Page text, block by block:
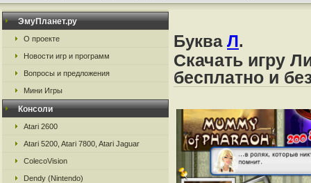
ЭмуПланет.ру
О проекте
Новости игр и программ
Вопросы и предложения
Мини Игры
Консоли
Atari 2600
Atari 5200, Atari 7800, Atari Jaguar
ColecoVision
Dendy (Nintendo)
Буква Л.
Скачать игру
бесплатно и